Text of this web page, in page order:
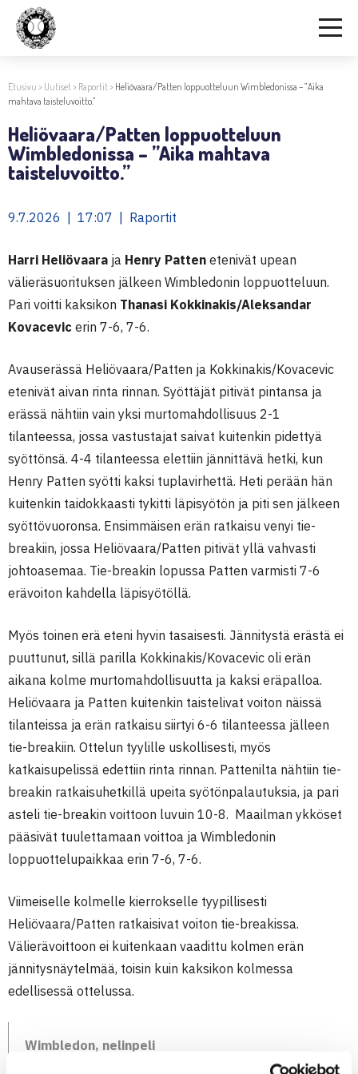
Etusivu > Uutiset> Raportit> Heliövaara/Patten loppuotteluun Wimbledonissa – ”Aika
mahtava taisteluvoitto.”
Heliövaara/Patten loppuotteluun
Wimbledonissa – ”Aika mahtava
taisteluvoitto.”
9.7.2026 | 17:07 | Raportit
Harri Heliövaara ja Henry Patten etenivät upean
välieräsuorituksen jälkeen Wimbledonin loppuotteluun.
Pari voitti kaksikon Thanasi Kokkinakis/Aleksandar
Kovacevic erin 7-6, 7-6.
Avauserässä Heliövaara/Patten ja Kokkinakis/Kovacevic
etenivät aivan rinta rinnan. Syöttäjät pitivät pintansa ja
erässä nähtiin vain yksi murtomahdollisuus 2-1
tilanteessa, jossa vastustajat saivat kuitenkin pidettyä
syöttönsä. 4-4 tilanteessa elettiin jännittävä hetki, kun
Henry Patten syötti kaksi tuplavirhettä. Heti perään hän
kuitenkin taidokkaasti tykitti läpisyötön ja piti sen jälkeen
syöttövuoronsa. Ensimmäisen erän ratkaisu venyi tie-
breakiin, jossa Heliövaara/Patten pitivät yllä vahvasti
johtoasemaa. Tie-breakin lopussa Patten varmisti 7-6
erävoiton kahdella läpisyötöllä.
Myös toinen erä eteni hyvin tasaisesti. Jännitystä erästä ei
puuttunut, sillä parilla Kokkinakis/Kovacevic oli erän
aikana kolme murtomahdollisuutta ja kaksi eräpalloa.
Heliövaara ja Patten kuitenkin taistelivat voiton näissä
tilanteissa ja erän ratkaisu siirtyi 6-6 tilanteessa jälleen
tie-breakiin. Ottelun tyylille uskollisesti, myös
katkaisupelissä edettiin rinta rinnan. Pattenilta nähtiin tie-
breakin ratkaisuhetkillä upeita syötönpalautuksia, ja pari
asteli tie-breakin voittoon luvuin 10-8. Maailman ykköset
pääsivät tuulettamaan voittoa ja Wimbledonin
loppuottelupaikkaa erin 7-6, 7-6.
Viimeiselle kolmelle kierrokselle tyypillisesti
Heliövaara/Patten ratkaisivat voiton tie-breakissa.
Välierävoittoon ei kuitenkaan vaadittu kolmen erän
jännitysnäytelmää, toisin kuin kaksikon kolmessa
edellisessä ottelussa.
Wimbledon, nelinpeli
1. kierros | [1] Heliövaara/Patten – Terence